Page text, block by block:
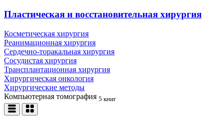
Пластическая и восстановительная хирургия
Косметическая хирургия
Реанимационная хирургия
Сердечно-торакальная хирургия
Сосудистая хирургия
Трансплантационная хирургия
Хирургическая онкология
Хирургические методы
Компьютерная томография 5 книг